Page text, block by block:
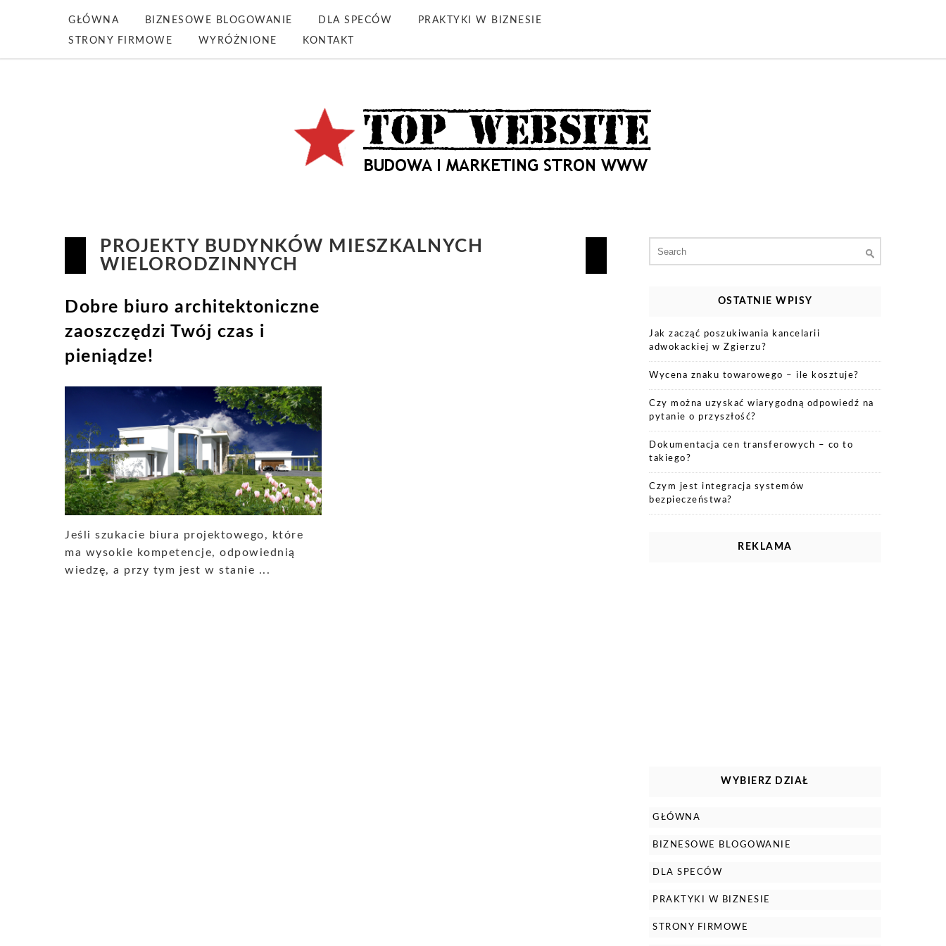
GŁÓWNA BIZNESOWE BLOGOWANIE DLA SPECÓW PRAKTYKI W BIZNESIE
STRONY FIRMOWE WYRÓŻNIONE KONTAKT
PROJEKTY BUDYNKÓW MIESZKALNYCH
WIELORODZINNYCH
Dobre biuro architektoniczne
zaoszczędzi Twój czas i
pieniądze!
Jeśli szukacie biura projektowego, które
ma wysokie kompetencje, odpowiednią
wiedzę, a przy tym jest w stanie ...
for:
OSTATNIE WPISY
Jak zacząć poszukiwania kancelarii
adwokackiej w Zgierzu?
Wycena znaku towarowego – ile kosztuje?
Czy można uzyskać wiarygodną odpowiedź na
pytanie o przyszłość?
Dokumentacja cen transferowych – co to
takiego?
Czym jest integracja systemów
bezpieczeństwa?
REKLAMA
WYBIERZ DZIAŁ
GŁÓWNA
BIZNESOWE BLOGOWANIE
DLA SPECÓW
PRAKTYKI W BIZNESIE
STRONY FIRMOWE